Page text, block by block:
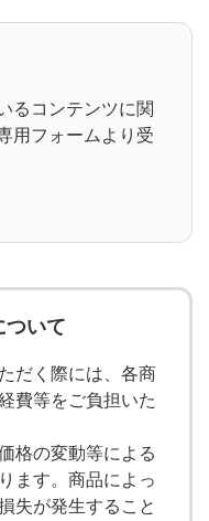
米国株コラム
るコンテンツに関
用フォームより受
ついて
だく際には、各商
費等をご負担いた
格の変動等による
ます。商品によっ
失が発生すること